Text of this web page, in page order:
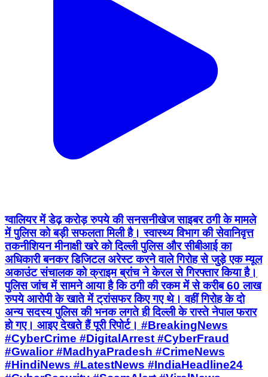
ग्वालियर में डेढ़ करोड़ रुपये की सनसनीखेज साइबर ठगी के मामले
में पुलिस को बड़ी सफलता मिली है। स्वास्थ्य विभाग की सेवानिवृत्त
तकनीशियन मीनाक्षी खरे को दिल्ली पुलिस और सीबीआई का
अधिकारी बनकर डिजिटल अरेस्ट करने वाले गिरोह से जुड़े एक म्यूल
अकाउंट संचालक को क्राइम ब्रांच ने केरल से गिरफ्तार किया है।
पुलिस जांच में सामने आया है कि ठगी की रकम में से करीब 60 लाख
रुपये आरोपी के खाते में ट्रांसफर किए गए थे। वहीं गिरोह के दो
अन्य सदस्य पुलिस की भनक लगते ही दिल्ली के रास्ते नेपाल फरार
हो गए। आइए देखते हैं पूरी रिपोर्ट। #BreakingNews
#CyberCrime #DigitalArrest #CyberFraud
#Gwalior #MadhyaPradesh #CrimeNews
#HindiNews #LatestNews #IndiaHeadline24